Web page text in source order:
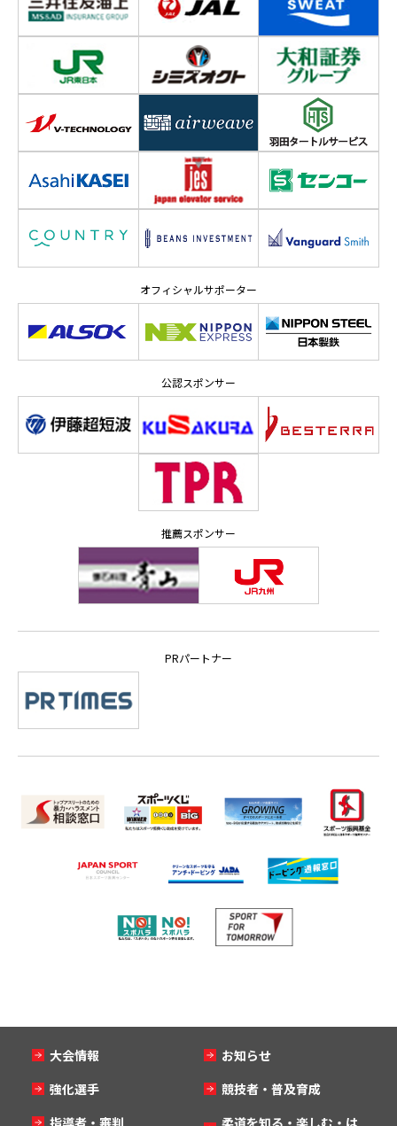
オフィシャルサポーター
公認スポンサー
推薦スポンサー
PRパートナー
大会情報
お知らせ
強化選手
競技者・普及育成